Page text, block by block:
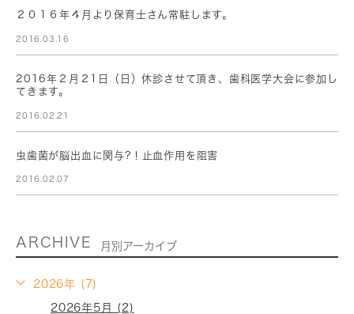
２０１６年４月より保育士さん常駐します。
2016.03.16
2016年２月２1日（日）休診させて頂き、歯科医学大会に参加し
てきます。
2016.02.21
虫歯菌が脳出血に関与?！止血作用を阻害
2016.02.07
ARCHIVE 月別アーカイブ
2026年 (7)
2026年5月 (2)